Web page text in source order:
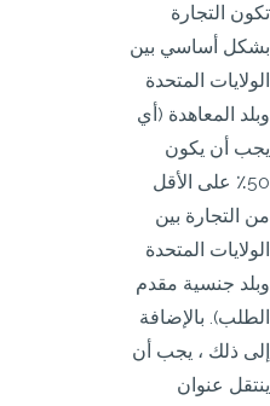
تكون التجارة
بشكل أساسي بين
الولايات المتحدة
وبلد المعاهدة (أي
يجب أن يكون
50٪ على الأقل
من التجارة بين
الولايات المتحدة
وبلد جنسية مقدم
الطلب). بالإضافة
إلى ذلك ، يجب أن
ينتقل عنوان